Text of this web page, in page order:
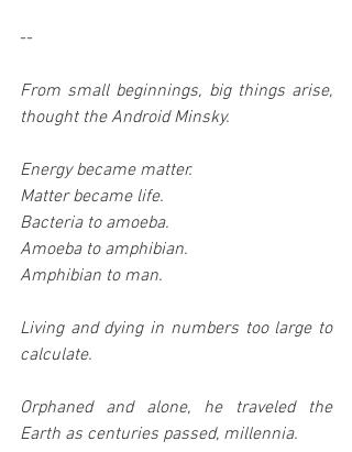
--
From small beginnings, big things arise,
thought the Android Minsky.
Energy became matter.
Matter became life.
Bacteria to amoeba.
Amoeba to amphibian.
Amphibian to man.
Living and dying in numbers too large to
calculate.
Orphaned and alone, he traveled the
Earth as centuries passed, millennia.